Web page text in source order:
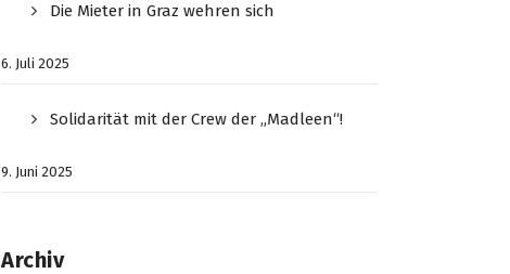
Die Mieter in Graz wehren sich
6. Juli 2025
Solidarität mit der Crew der „Madleen“!
9. Juni 2025
Archiv